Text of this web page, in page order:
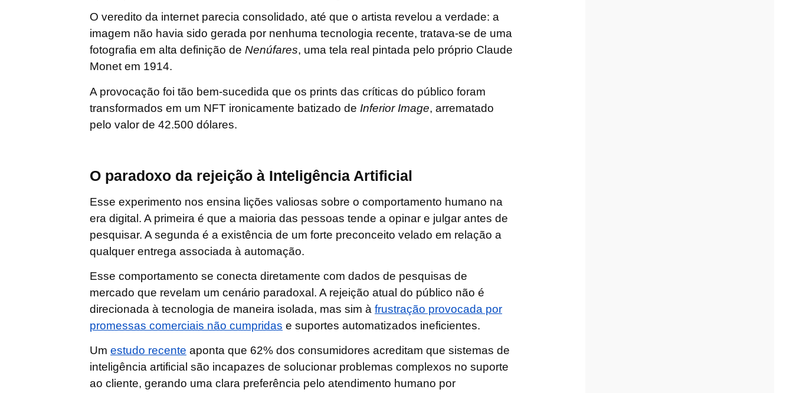
O veredito da internet parecia consolidado, até que o artista revelou a verdade: a
imagem não havia sido gerada por nenhuma tecnologia recente, tratava-se de uma
fotografia em alta definição de Nenúfares, uma tela real pintada pelo próprio Claude
Monet em 1914.
A provocação foi tão bem-sucedida que os prints das críticas do público foram
transformados em um NFT ironicamente batizado de Inferior Image, arrematado
pelo valor de 42.500 dólares.
O paradoxo da rejeição à Inteligência Artificial
Esse experimento nos ensina lições valiosas sobre o comportamento humano na
era digital. A primeira é que a maioria das pessoas tende a opinar e julgar antes de
pesquisar. A segunda é a existência de um forte preconceito velado em relação a
qualquer entrega associada à automação.
Esse comportamento se conecta diretamente com dados de pesquisas de
mercado que revelam um cenário paradoxal. A rejeição atual do público não é
direcionada à tecnologia de maneira isolada, mas sim à frustração provocada por
promessas comerciais não cumpridas e suportes automatizados ineficientes.
Um estudo recente aponta que 62% dos consumidores acreditam que sistemas de
inteligência artificial são incapazes de solucionar problemas complexos no suporte
ao cliente, gerando uma clara preferência pelo atendimento humano por